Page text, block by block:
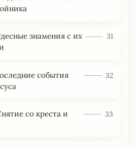
знамения с их
31
события
32
со креста и
33